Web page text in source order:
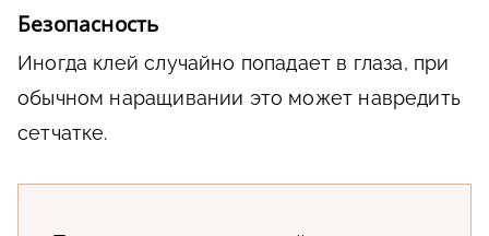
Безопасность
Иногда клей случайно попадает в глаза, при
обычном наращивании это может навредить
сетчатке.